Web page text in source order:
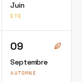
Juin
ÉTÉ
09
Septembre
AUTOMNE